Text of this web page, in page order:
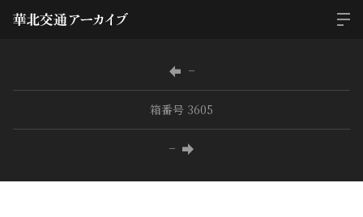
−
箱番号 3605
−